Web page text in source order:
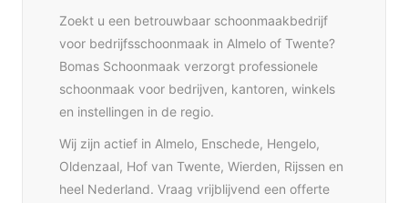
Zoekt u een betrouwbaar schoonmaakbedrijf
voor bedrijfsschoonmaak in Almelo of Twente?
Bomas Schoonmaak verzorgt professionele
schoonmaak voor bedrijven, kantoren, winkels
en instellingen in de regio.
Wij zijn actief in Almelo, Enschede, Hengelo,
Oldenzaal, Hof van Twente, Wierden, Rijssen en
heel Nederland. Vraag vrijblijvend een offerte